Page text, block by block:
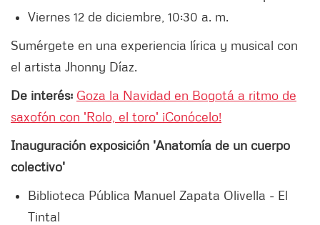
Viernes 12 de diciembre, 10:30 a. m.
Sumérgete en una experiencia lírica y musical con
el artista Jhonny Díaz.
De interés: Goza la Navidad en Bogotá a ritmo de
saxofón con 'Rolo, el toro' ¡Conócelo!
Inauguración exposición 'Anatomía de un cuerpo
colectivo'
Biblioteca Pública Manuel Zapata Olivella - El
Tintal